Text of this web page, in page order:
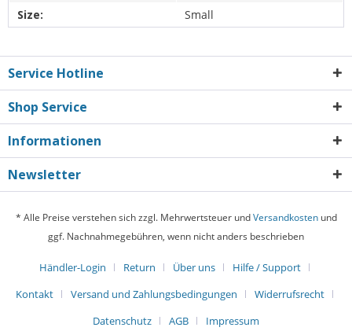
Size:
Small
Service Hotline
Shop Service
Informationen
Newsletter
* Alle Preise verstehen sich zzgl. Mehrwertsteuer undVersandkostenund
ggf. Nachnahmegebühren, wenn nicht anders beschrieben
Händler-Login Return Über uns
Hilfe / Support
Kontakt
Versand und Zahlungsbedingungen
Widerrufsrecht
Datenschutz
AGB Impressum